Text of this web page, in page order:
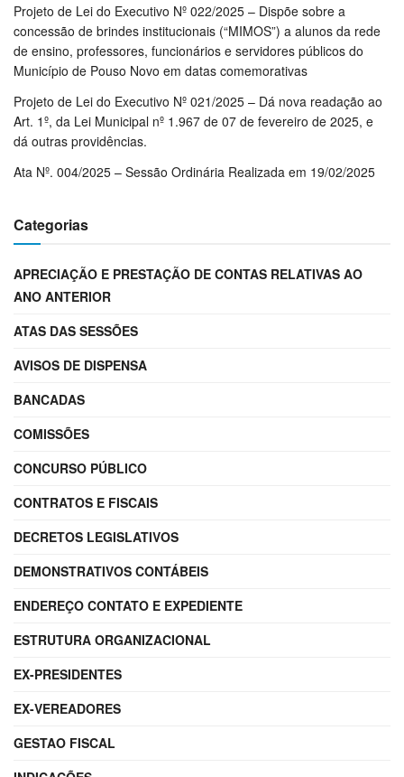
Projeto de Lei do Executivo Nº 022/2025 – Dispõe sobre a
concessão de brindes institucionais (“MIMOS”) a alunos da rede
de ensino, professores, funcionários e servidores públicos do
Município de Pouso Novo em datas comemorativas
Projeto de Lei do Executivo Nº 021/2025 – Dá nova readação ao
Art. 1º, da Lei Municipal nº 1.967 de 07 de fevereiro de 2025, e
dá outras providências.
Ata Nº. 004/2025 – Sessão Ordinária Realizada em 19/02/2025
Categorias
APRECIAÇÃO E PRESTAÇÃO DE CONTAS RELATIVAS AO
ANO ANTERIOR
ATAS DAS SESSÕES
AVISOS DE DISPENSA
BANCADAS
COMISSÕES
CONCURSO PÚBLICO
CONTRATOS E FISCAIS
DECRETOS LEGISLATIVOS
DEMONSTRATIVOS CONTÁBEIS
ENDEREÇO CONTATO E EXPEDIENTE
ESTRUTURA ORGANIZACIONAL
EX-PRESIDENTES
EX-VEREADORES
GESTAO FISCAL